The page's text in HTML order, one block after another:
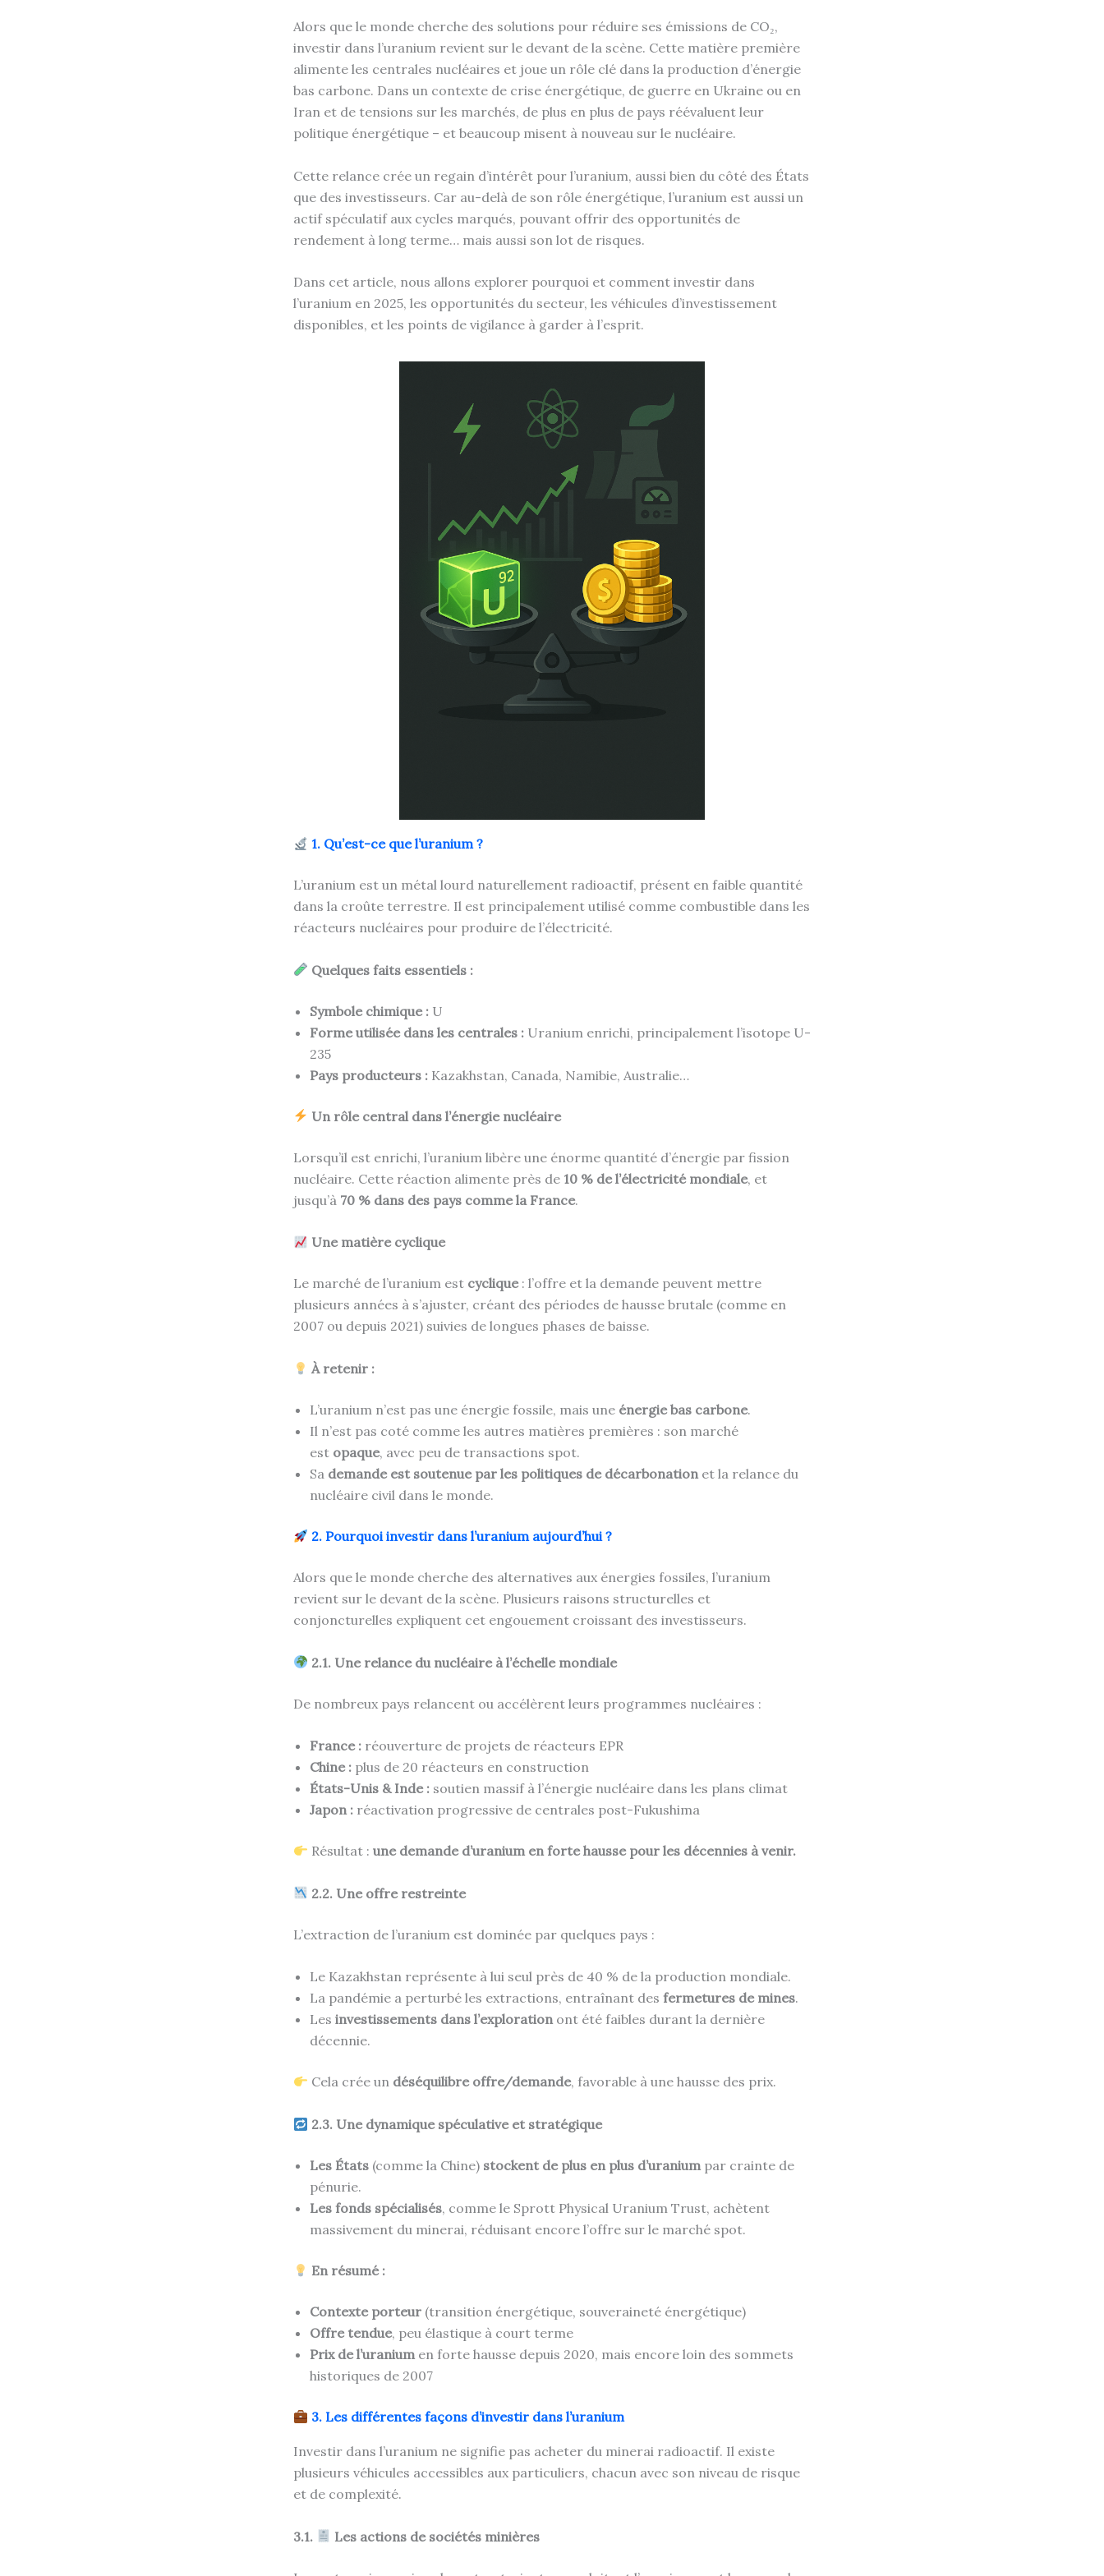
Alors que le monde cherche des solutions pour réduire ses émissions de CO₂,
investir dans l’uranium revient sur le devant de la scène. Cette matière première
alimente les centrales nucléaires et joue un rôle clé dans la production d’énergie
bas carbone. Dans un contexte de crise énergétique, de guerre en Ukraine ou en
Iran et de tensions sur les marchés, de plus en plus de pays réévaluent leur
politique énergétique – et beaucoup misent à nouveau sur le nucléaire.
Cette relance crée un regain d’intérêt pour l’uranium, aussi bien du côté des États
que des investisseurs. Car au-delà de son rôle énergétique, l’uranium est aussi un
actif spéculatif aux cycles marqués, pouvant offrir des opportunités de
rendement à long terme… mais aussi son lot de risques.
Dans cet article, nous allons explorer pourquoi et comment investir dans
l’uranium en 2025, les opportunités du secteur, les véhicules d’investissement
disponibles, et les points de vigilance à garder à l’esprit.
1. Qu’est-ce que l’uranium ?
L’uranium est un métal lourd naturellement radioactif, présent en faible quantité
dans la croûte terrestre. Il est principalement utilisé comme combustible dans les
réacteurs nucléaires pour produire de l’électricité.
Quelques faits essentiels :
Symbole chimique : U
Forme utilisée dans les centrales : Uranium enrichi, principalement l’isotope U-
235
Pays producteurs : Kazakhstan, Canada, Namibie, Australie…
Un rôle central dans l’énergie nucléaire
Lorsqu’il est enrichi, l’uranium libère une énorme quantité d’énergie par fission
nucléaire. Cette réaction alimente près de 10 % de l’électricité mondiale, et
jusqu’à 70 % dans des pays comme la France.
Une matière cyclique
Le marché de l’uranium est cyclique: l’offre et la demande peuvent mettre
plusieurs années à s’ajuster, créant des périodes de hausse brutale (comme en
2007 ou depuis 2021) suivies de longues phases de baisse.
À retenir :
L’uranium n’est pas une énergie fossile, mais une énergie bas carbone.
Il n’est pas coté comme les autres matières premières : son marché
est opaque, avec peu de transactions spot.
Sa demande est soutenue par les politiques de décarbonation et la relance du
nucléaire civil dans le monde.
2. Pourquoi investir dans l’uranium aujourd’hui ?
Alors que le monde cherche des alternatives aux énergies fossiles, l’uranium
revient sur le devant de la scène. Plusieurs raisons structurelles et
conjoncturelles expliquent cet engouement croissant des investisseurs.
2.1. Une relance du nucléaire à l’échelle mondiale
De nombreux pays relancent ou accélèrent leurs programmes nucléaires :
France : réouverture de projets de réacteurs EPR
Chine : plus de 20 réacteurs en construction
États-Unis & Inde : soutien massif à l’énergie nucléaire dans les plans climat
Japon : réactivation progressive de centrales post-Fukushima
Résultat :une demande d’uranium en forte hausse pour les décennies à venir.
2.2. Une offre restreinte
L’extraction de l’uranium est dominée par quelques pays :
Le Kazakhstan représente à lui seul près de 40 % de la production mondiale.
La pandémie a perturbé les extractions, entraînant des fermetures de mines.
Les investissements dans l’explorationont été faibles durant la dernière
décennie.
Cela crée un déséquilibre offre/demande, favorable à une hausse des prix.
2.3. Une dynamique spéculative et stratégique
Les États (comme la Chine) stockent de plus en plus d’uranium par crainte de
pénurie.
Les fonds spécialisés, comme le Sprott Physical Uranium Trust, achètent
massivement du minerai, réduisant encore l’offre sur le marché spot.
En résumé :
Contexte porteur (transition énergétique, souveraineté énergétique)
Offre tendue, peu élastique à court terme
Prix de l’uranium en forte hausse depuis 2020, mais encore loin des sommets
historiques de 2007
3. Les différentes façons d’investir dans l’uranium
Investir dans l’uranium ne signifie pas acheter du minerai radioactif. Il existe
plusieurs véhicules accessibles aux particuliers, chacun avec son niveau de risque
et de complexité.
3.1. Les actions de sociétés minières